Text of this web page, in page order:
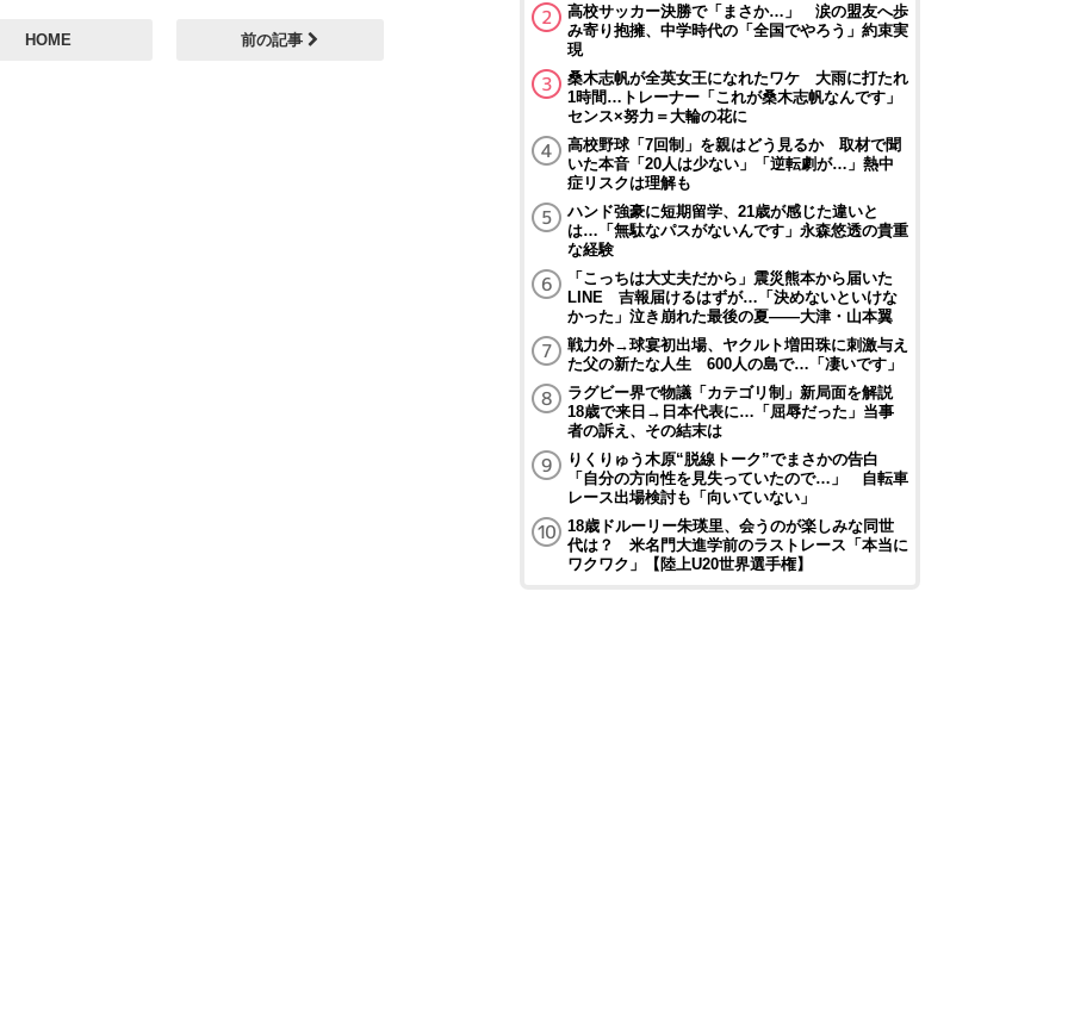
HOME 前の記事
高校サッカー決勝で「まさか…」 涙の盟友へ歩
み寄り抱擁、中学時代の「全国でやろう」約束実
現
桑木志帆が全英女王になれたワケ 大雨に打たれ
1時間…トレーナー「これが桑木志帆なんです」
センス×努力＝大輪の花に
高校野球「7回制」を親はどう見るか 取材で聞
いた本音「20人は少ない」「逆転劇が…」熱中
症リスクは理解も
ハンド強豪に短期留学、21歳が感じた違いと
は…「無駄なパスがないんです」永森悠透の貴重
な経験
「こっちは大丈夫だから」震災熊本から届いた
LINE 吉報届けるはずが…「決めないといけな
かった」泣き崩れた最後の夏――大津・山本翼
戦力外→球宴初出場、ヤクルト増田珠に刺激与え
た父の新たな人生 600人の島で…「凄いです」
ラグビー界で物議「カテゴリ制」新局面を解説
18歳で来日→日本代表に…「屈辱だった」当事
者の訴え、その結末は
りくりゅう木原“脱線トーク”でまさかの告白
「自分の方向性を見失っていたので…」 自転車
レース出場検討も「向いていない」
18歳ドルーリー朱瑛里、会うのが楽しみな同世
代は？ 米名門大進学前のラストレース「本当に
ワクワク」【陸上U20世界選手権】